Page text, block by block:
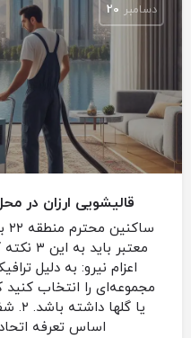
دسامبر 20
قالیشویی ارزان در
اعزام نیرو: به دلیل
مجموعه‌ای را انتخاب کنید
یا
اساس تعرفه